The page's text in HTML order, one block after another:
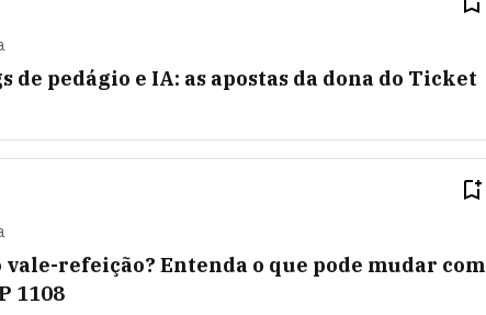
de pedágio e IA: as apostas da dona do Ticket
vale-refeição? Entenda o que pode mudar com
1108